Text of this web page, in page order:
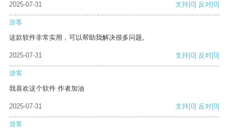
2025-07-31
支持[0] 反对[0]
游客
这款软件非常实用，可以帮助我解决很多问题。
2025-07-31 支持[0] 反对[0]
游客
我喜欢这个软件 作者加油
2025-07-31 支持[0] 反对[0]
游客